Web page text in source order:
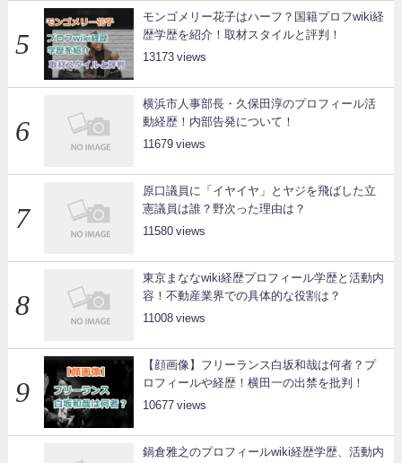
モンゴメリー花子はハーフ？国籍プロフwiki経
歴学歴を紹介！取材スタイルと評判！
13173
横浜市人事部長・久保田淳のプロフィール活
動経歴！内部告発について！
11679
原口議員に「イヤイヤ」とヤジを飛ばした立
憲議員は誰？野次った理由は？
11580
東京まななwiki経歴プロフィール学歴と活動内
容！不動産業界での具体的な役割は？
11008
【顔画像】フリーランス白坂和哉は何者？プ
ロフィールや経歴！横田一の出禁を批判！
10677
鍋倉雅之のプロフィールwiki経歴学歴、活動内